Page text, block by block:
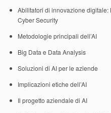
Abilitatori di innovazione digitale:
Cyber Security
Metodologie principali dell’AI
Big Data e Data Analysis
Soluzioni di AI per le aziende
Implicazioni etiche dell’AI
Il progetto aziendale di AI